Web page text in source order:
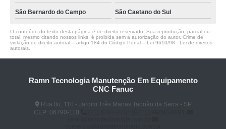
São Bernardo do Campo São Caetano do Sul
O conteúdo do texto desta página é de direito reservado. Sua reprodução, parcial ou
total, mesmo citando nossos links, é proibida sem a autorização do autor. Crime de
violação de direito autoral – artigo 184 do Código Penal – Lei 9610/98 - Lei de direitos
autorais
Ramn Tecnologia Manutenção Em Equipamento
CNC Fanuc
Rua Itu, 110 - Jardim Três Marias Taboão da Serra - SP
CEP: 06790-110